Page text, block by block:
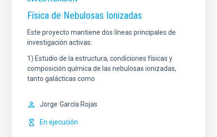
Física de Nebulosas Ionizadas
Este proyecto mantiene dos líneas principales de
investigación activas:
1) Estudio de la estructura, condiciones físicas y
composición química de las nebulosas ionizadas,
tanto galácticas como
Jorge García Rojas
En ejecución